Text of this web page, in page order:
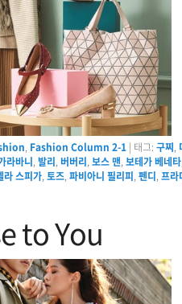
, Fashion Column 2-1 | 태그: 구찌,
라바니,발리, 버버리,보스 맨,보테가 베네타
라 스피가,토즈,파비아니 필리피,펜디,프라
to You